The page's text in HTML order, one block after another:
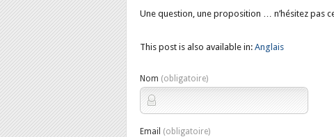
Une question, une proposition … n’hésitez pas
This post is also available in: Anglais
Nom (obligatoire)
Email (obligatoire)